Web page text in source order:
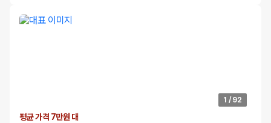
1 / 92
평균 가격 7만원 대